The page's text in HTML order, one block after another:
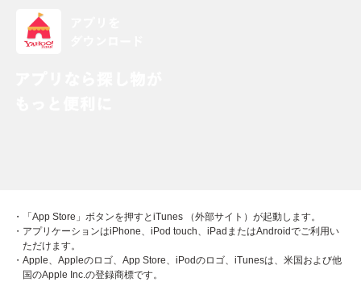
・「App Store」ボタンを押すとiTunes （外部サイト）が起動します。
・アプリケーションはiPhone、iPod touch、iPadまたはAndroidでご利用い
ただけます。
・Apple、Appleのロゴ、App Store、iPodのロゴ、iTunesは、米国および他
国のApple Inc.の登録商標です。